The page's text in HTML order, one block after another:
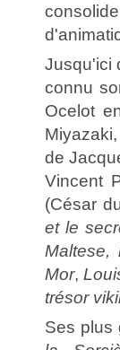
Jusqu'ici
connu
Ocelot
de
Vincent
(César
et le
Maltese,
Mor,
trésor
Ses plus